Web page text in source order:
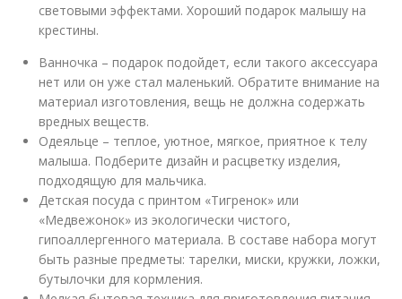
световыми эффектами. Хороший подарок малышу на
крестины.
Ванночка – подарок подойдет, если такого аксессуара
нет или он уже стал маленький. Обратите внимание на
материал изготовления, вещь не должна содержать
вредных веществ.
Одеяльце – теплое, уютное, мягкое, приятное к телу
малыша. Подберите дизайн и расцветку изделия,
подходящую для мальчика.
Детская посуда с принтом «Тигренок» или
«Медвежонок» из экологически чистого,
гипоаллергенного материала. В составе набора могут
быть разные предметы: тарелки, миски, кружки, ложки,
бутылочки для кормления.